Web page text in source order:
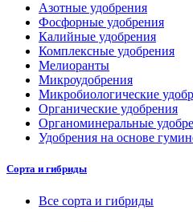
Азотные удобрения
Фосфорные удобрения
Калийные удобрения
Комплексные удобрения
Мелиоранты
Микроудобрения
Микробиологические
Органические удобрения
Органоминеральные
Удобрения на основе
Сорта и гибриды
Все сорта и гибриды